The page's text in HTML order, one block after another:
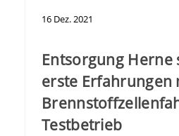
16 Dez.2021
Entsorgung Herne
erste Erfahrungen
Testbetrieb